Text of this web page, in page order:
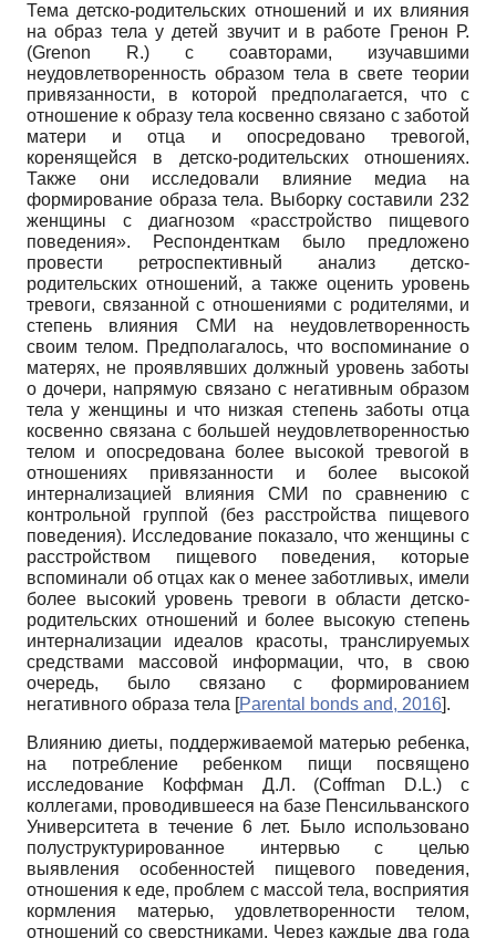
Тема детско-родительских отношений и их влияния
на образ тела у детей звучит и в работе Гренон Р.
(Grenon R.) с соавторами, изучавшими
неудовлетворенность образом тела в свете теории
привязанности, в которой предполагается, что с
отношение к образу тела косвенно связано с заботой
матери и отца и опосредовано тревогой,
коренящейся в детско-родительских отношениях.
Также они исследовали влияние медиа на
формирование образа тела. Выборку составили 232
женщины с диагнозом «расстройство пищевого
поведения». Респонденткам было предложено
провести ретроспективный анализ детско-
родительских отношений, а также оценить уровень
тревоги, связанной с отношениями с родителями, и
степень влияния СМИ на неудовлетворенность
своим телом. Предполагалось, что воспоминание о
матерях, не проявлявших должный уровень заботы
о дочери, напрямую связано с негативным образом
тела у женщины и что низкая степень заботы отца
косвенно связана с большей неудовлетворенностью
телом и опосредована более высокой тревогой в
отношениях привязанности и более высокой
интернализацией влияния СМИ по сравнению с
контрольной группой (без расстройства пищевого
поведения). Исследование показало, что женщины с
расстройством пищевого поведения, которые
вспоминали об отцах как о менее заботливых, имели
более высокий уровень тревоги в области детско-
родительских отношений и более высокую степень
интернализации идеалов красоты, транслируемых
средствами массовой информации, что, в свою
очередь, было связано с формированием
негативного образа тела [Parental bonds and, 2016].
Влиянию диеты, поддерживаемой матерью ребенка,
на потребление ребенком пищи посвящено
исследование Коффман Д.Л. (Coffman D.L.) с
коллегами, проводившееся на базе Пенсильванского
Университета в течение 6 лет. Было использовано
полуструктурированное интервью с целью
выявления особенностей пищевого поведения,
отношения к еде, проблем с массой тела, восприятия
кормления матерью, удовлетворенности телом,
отношений со сверстниками. Через каждые два года